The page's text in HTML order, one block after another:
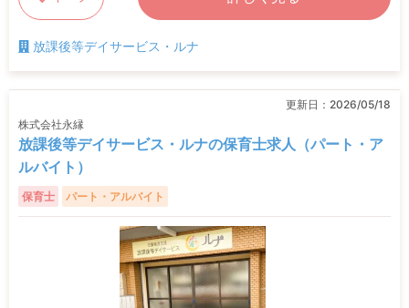
放課後等デイサービス・ルナ
更新日： 2026/05/18
株式会社永縁
放課後等デイサービス・ルナの保育士求人（パート・ア
ルバイト）
保育士 パート・アルバイト